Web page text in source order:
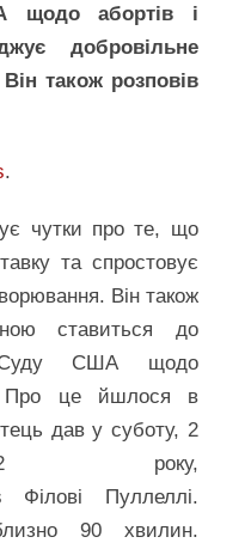
щодо абортів і
добровільне
Він також розповів
.
чутки про те, що
та спростовує
Він також
ставиться до
Суду США щодо
Про це йшлося в
дав у суботу, 2
року,
Філові Пуллеллі.
90 хвилин.